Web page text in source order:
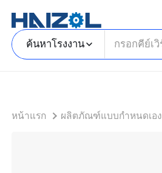
ค้นหาโรงงาน
หน้าแรก ผลิตภัณฑ์แบบกำหนดเอง